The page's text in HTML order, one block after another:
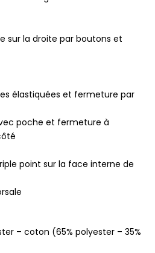
sur la droite par boutons et
élastiquées et fermeture par
poche et fermeture à
point sur la face interne de
– coton (65% polyester – 35%